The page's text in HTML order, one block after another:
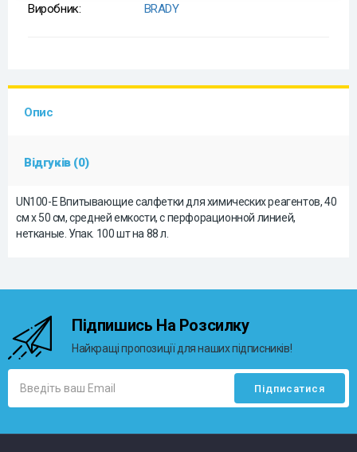
Виробник: BRADY
Опис
Відгуків (0)
UN100-E Впитывающие салфетки для химических реагентов, 40
см x 50 см, cредней емкости, с перфорационной линией,
нетканые. Упак. 100 шт на 88 л.
Підпишись На Розсилку
Найкращі пропозиції для наших підписників!